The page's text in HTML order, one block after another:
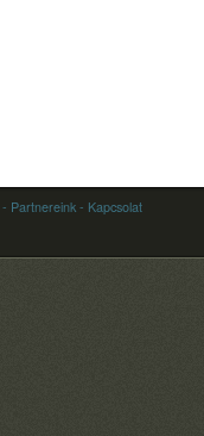
- Partnereink - Kapcsolat